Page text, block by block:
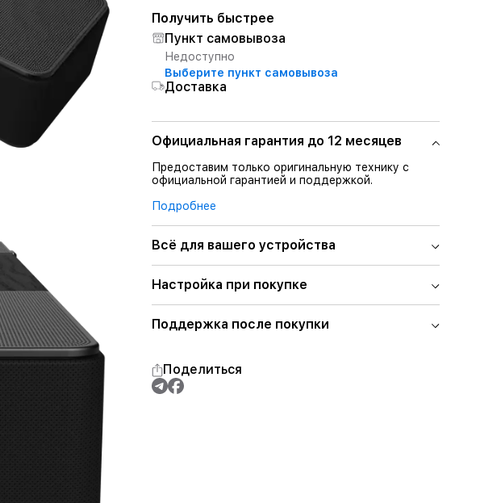
Получить быстрее
Пункт самовывоза
Недоступно
Выберите пункт самовывоза
Доставка
Официальная гарантия до 12 месяцев
Предоставим только оригинальную технику с
официальной гарантией и поддержкой.
Подробнее
Всё для вашего устройства
Настройка при покупке
Поддержка после покупки
Поделиться